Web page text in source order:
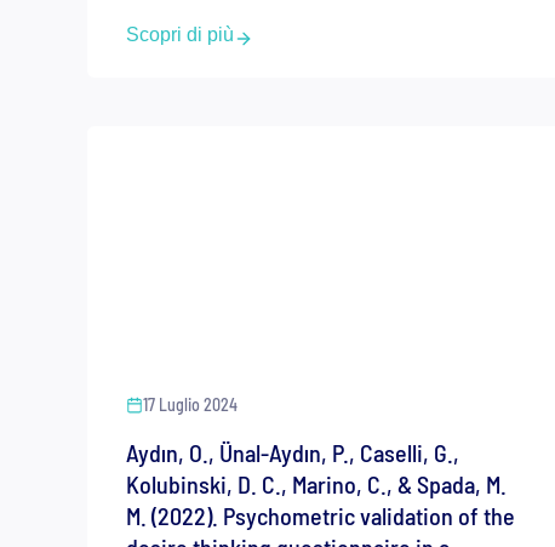
Scopri di più
17 Luglio 2024
Aydın, O., Ünal-Aydın, P., Caselli, G.,
Kolubinski, D. C., Marino, C., & Spada, M.
M. (2022). Psychometric validation of the